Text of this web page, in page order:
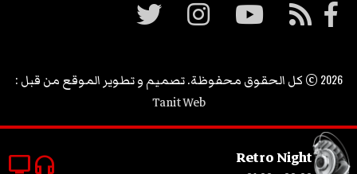
2026 © كل الحقوق محفوظة. تصميم و تطوير الموقع من قبل :
Tanit Web
Retro Night
headphones
tv